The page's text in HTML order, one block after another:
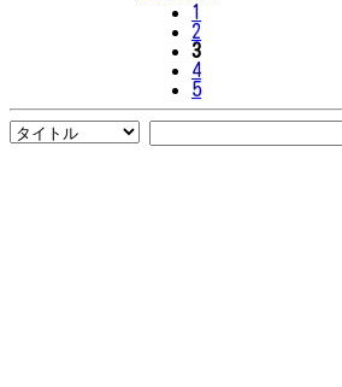
1
2
3
4
5